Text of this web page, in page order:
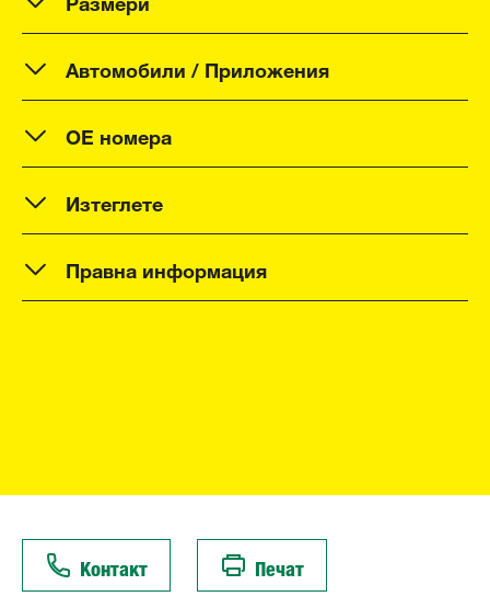
Автомобили / Приложения
OE номера
Изтеглете
Правна информация
Контакт Печат